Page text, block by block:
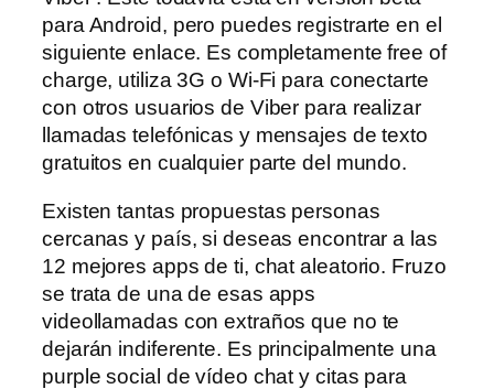
para Android, pero puedes registrarte en el
siguiente enlace. Es completamente free of
charge, utiliza 3G o Wi-Fi para conectarte
con otros usuarios de Viber para realizar
llamadas telefónicas y mensajes de texto
gratuitos en cualquier parte del mundo.
Existen tantas propuestas personas
cercanas y país, si deseas encontrar a las
12 mejores apps de ti, chat aleatorio. Fruzo
se trata de una de esas apps
videollamadas con extraños que no te
dejarán indiferente. Es principalmente una
purple social de vídeo chat y citas para